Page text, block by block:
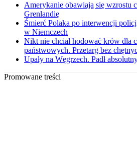
Amerykanie obawiają się wzrostu
Grenlandię
Śmierć Polaka po interwencji
w Niemczech
Nikt nie chciał hodować krów dla
państwowych. Przetarg bez
Upały na Węgrzech. Padł
Promowane treści